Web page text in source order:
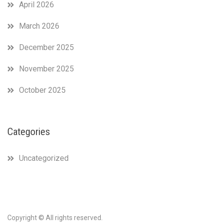
April 2026
March 2026
December 2025
November 2025
October 2025
Categories
Uncategorized
Copyright © All rights reserved.